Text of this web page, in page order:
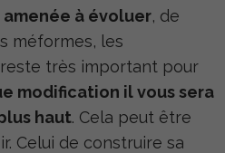
amenée à évoluer, de
méformes, les
très important pour
modification il vous sera
haut. Cela peut être
Celui de construire sa